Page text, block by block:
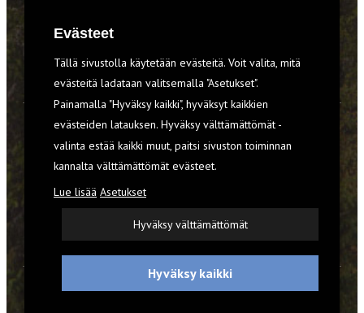
VARUSTEET
TILAA RETKI-LEHTI
YHTEYSTIEDOT
REKISTERISELOSTE
EVÄSTEET
Evästeet
Tällä sivustolla käytetään evästeitä. Voit valita, mitä
evästeitä ladataan valitsemalla "Asetukset".
Painamalla "Hyväksy kaikki", hyväksyt kaikkien
evästeiden latauksen. Hyväksy välttämättömät -
valinta estää kaikki muut, paitsi sivuston toiminnan
kannalta välttämättömät evästeet.
Lue lisää Asetukset
Hyväksy välttämättömät
Hyväksy kaikki